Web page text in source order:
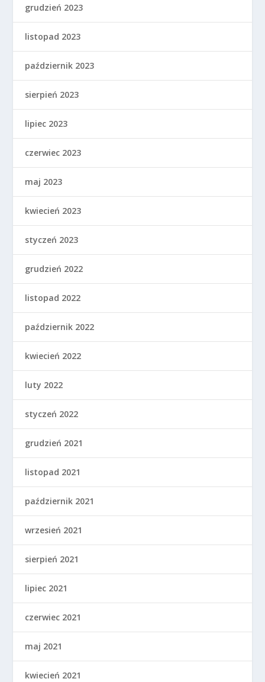
grudzień 2023
listopad 2023
październik 2023
sierpień 2023
lipiec 2023
czerwiec 2023
maj 2023
kwiecień 2023
styczeń 2023
grudzień 2022
listopad 2022
październik 2022
kwiecień 2022
luty 2022
styczeń 2022
grudzień 2021
listopad 2021
październik 2021
wrzesień 2021
sierpień 2021
lipiec 2021
czerwiec 2021
maj 2021
kwiecień 2021